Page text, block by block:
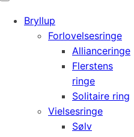
Bryllup
Forlovelsesringe
Allianceringe
Flerstens
ringe
Solitaire ring
Vielsesringe
Sølv